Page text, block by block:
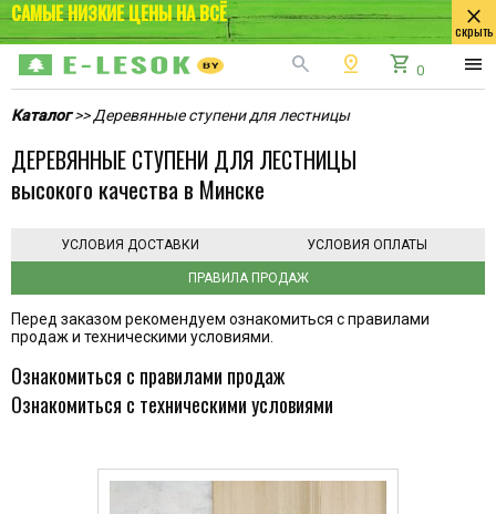
САМЫЕ НИЗКИЕ ЦЕНЫ НА ВСЁ close
скрыть
search pin_drop shopping_cart 0 menu
Каталог>> Деревянные ступени для лестницы
ДЕРЕВЯННЫЕ СТУПЕНИ ДЛЯ ЛЕСТНИЦЫ
высокого качества в Минске
ПРАВИЛА ПРОДАЖ
УСЛОВИЯ ДОСТАВКИ УСЛОВИЯ ОПЛАТЫ
Перед заказом рекомендуем ознакомиться с правилами
продаж и техническими условиями.
Ознакомиться с правилами продаж
Ознакомиться с техническими условиями